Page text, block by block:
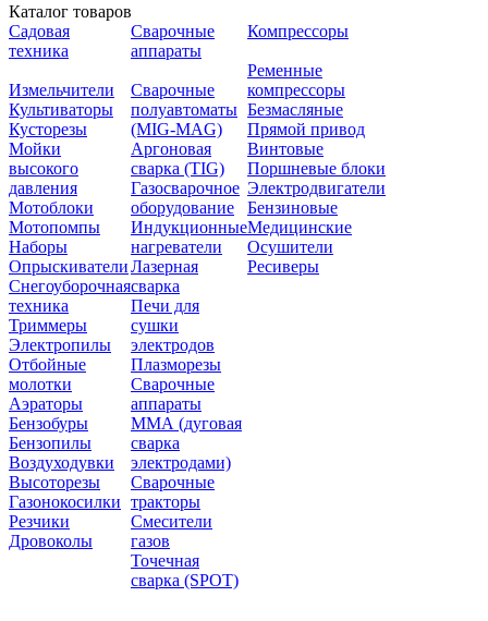
Каталог товаров
Садовая
техника
Измельчители
Культиваторы
Кусторезы
Мойки
высокого
давления
Мотоблоки
Мотопомпы
Наборы
Опрыскиватели
Снегоуборочная
техника
Триммеры
Электропилы
Отбойные
молотки
Аэраторы
Бензобуры
Бензопилы
Воздуходувки
Высоторезы
Газонокосилки
Резчики
Дровоколы
Сварочные
аппараты
Сварочные
полуавтоматы
(MIG-MAG)
Аргоновая
сварка (TIG)
Газосварочное
оборудование
Индукционные
нагреватели
Лазерная
сварка
Печи для
сушки
электродов
Плазморезы
Сварочные
аппараты
ММА (дуговая
сварка
электродами)
Сварочные
тракторы
Смесители
газов
Точечная
сварка (SPOT)
Компрессоры
Ременные
компрессоры
Безмасляные
Прямой привод
Винтовые
Поршневые блоки
Электродвигатели
Бензиновые
Медицинские
Осушители
Ресиверы